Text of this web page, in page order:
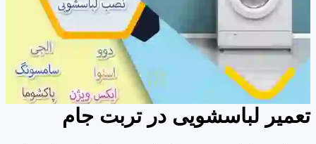
تعمیر لباسشویی در تربت جام